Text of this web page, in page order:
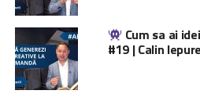
Cum sa ai
#19 | Calin Iepure